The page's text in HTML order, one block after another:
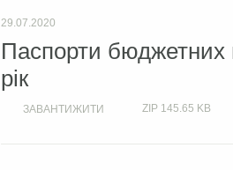
29.07.2020
Паспорти бюджетних
рік
ЗАВАНТИЖИТИ ZIP 145.65 KB